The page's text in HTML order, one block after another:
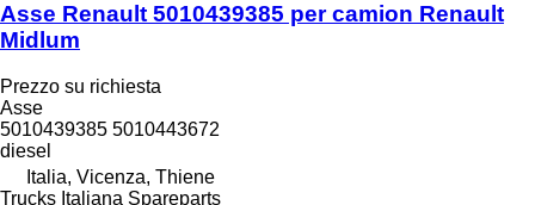
Asse Renault 5010439385 per camion Renault
Midlum
Prezzo su richiesta
Asse
5010439385 5010443672
diesel
Italia, Vicenza, Thiene
Trucks Italiana Spareparts